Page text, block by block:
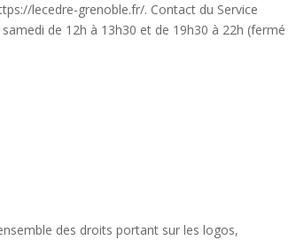
lecedre-grenoble.fr/. Contact du Service
de 12h à 13h30 et de 19h30 à 22h (fermé
des droits portant sur les logos,